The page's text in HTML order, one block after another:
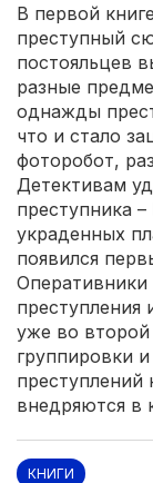
В первой
преступный
постояльцев
разные
однажды
что и стало
фоторобот,
Детективам
преступника
украденных
появился
Оперативники
преступления
уже во второй
группировки
преступлений
внедряются в
КНИГИ